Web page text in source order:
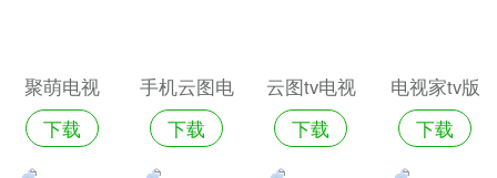
聚萌电视
下载
手机云图电
视
下载
云图tv电视
直播
下载
电视家tv版
下载